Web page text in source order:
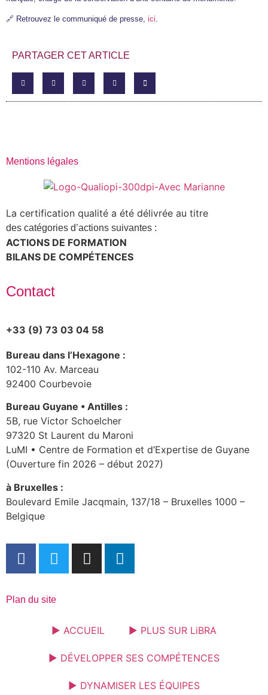
🔗 Retrouvez le communiqué de presse, ici
PARTAGER CET ARTICLE
Mentions légales
La certification qualité a été délivrée au titre
des catégories d’actions suivantes :
ACTIONS DE FORMATION
BILANS DE COMPÉTENCES
Contact
+33 (9) 73 03 04 58
Bureau dans l’Hexagone :
102-110 Av. Marceau
92400 Courbevoie
Bureau Guyane • Antilles :
5B, rue Victor Schoelcher
97320 St Laurent du Maroni
LuMI • Centre de Formation et d’Expertise de Guyane
(Ouverture fin 2026 – début 2027)
à Bruxelles :
Boulevard Emile Jacqmain, 137/18 – Bruxelles 1000 –
Belgique
Plan du site
► ACCUEIL ► PLUS SUR LiBRA
► DÉVELOPPER SES COMPÉTENCES
► DYNAMISER LES ÉQUIPES